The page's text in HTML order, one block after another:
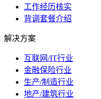
工作经历核实
背调套餐介绍
解决方案
互联网/IT行业
金融保险行业
生产/制造行业
地产/建筑行业